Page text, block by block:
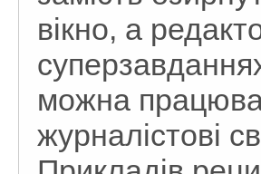
вікно, а
можна
журналістові